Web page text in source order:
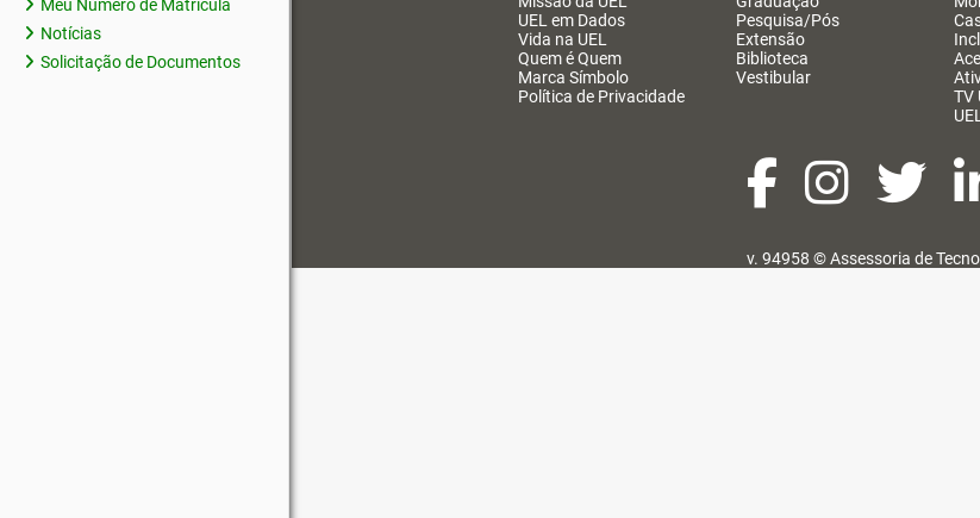
Meu Número de Matrícula
Notícias
Solicitação de Documentos
UEL em Dados
Vida na UEL
Quem é Quem
Marca Símbolo
Política de Privacidade
Pesquisa/Pós
Extensão
Biblioteca
Vestibular
TV
v. 94958 ©Assessoria de